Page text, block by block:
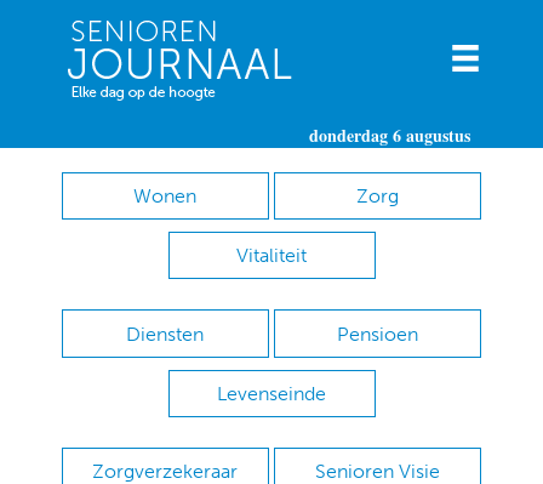
donderdag 6 augustus
Wonen Zorg
Vitaliteit
Diensten Pensioen
Levenseinde
Zorgverzekeraar Senioren Visie